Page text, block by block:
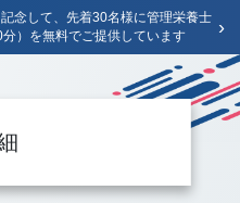
念して、先着30名様に管理栄養士
）を無料でご提供しています
›